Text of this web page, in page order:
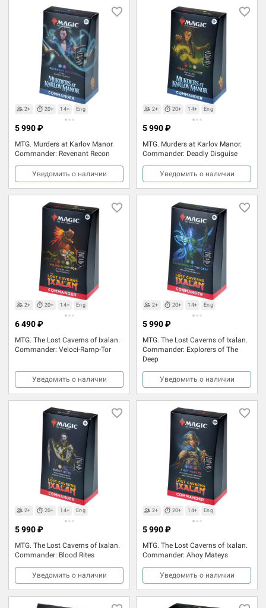
2+ 20+ 14+ Eng
MTG. Murders at Karlov Manor.
Commander: Revenant Recon
5 990 ₽
Уведомить о наличии
2+ 20+ 14+ Eng
MTG. Murders at Karlov Manor.
Commander: Deadly Disguise
5 990 ₽
Уведомить о наличии
2+ 20+ 14+ Eng
MTG. The Lost Caverns of Ixalan.
Commander: Veloci-Ramp-Tor
6 490 ₽
Уведомить о наличии
2+ 20+ 14+ Eng
MTG. The Lost Caverns of Ixalan.
Commander: Explorers of The
Deep
5 990 ₽
Уведомить о наличии
2+ 20+ 14+ Eng
MTG. The Lost Caverns of Ixalan.
Commander: Blood Rites
5 990 ₽
Уведомить о наличии
2+ 20+ 14+ Eng
MTG. The Lost Caverns of Ixalan.
Commander: Ahoy Mateys
5 990 ₽
Уведомить о наличии